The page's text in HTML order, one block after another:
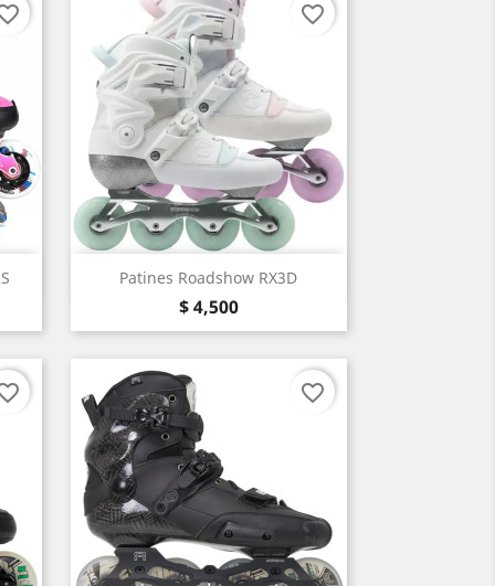
Patines Roadshow RX3D
Precio
$ 4,500
Vista rápida
Menta
favorite_border
favorite_border